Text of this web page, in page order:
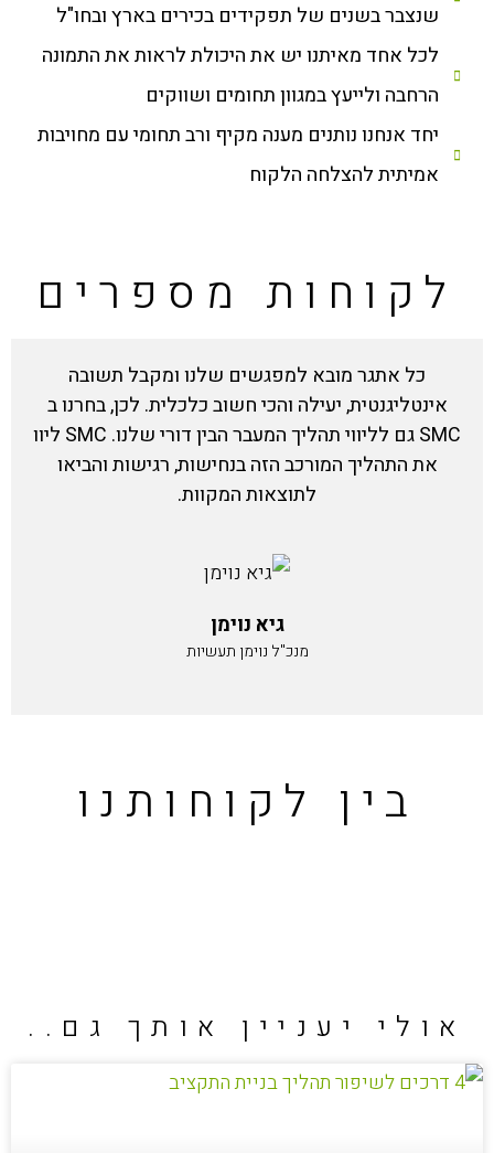
שנצבר בשנים של תפקידים בכירים בארץ ובחו"ל
לכל אחד מאיתנו יש את היכולת לראות את התמונה
הרחבה ולייעץ במגוון תחומים ושווקים
יחד אנחנו נותנים מענה מקיף ורב תחומי עם מחויבות
אמיתית להצלחה הלקוח
לקוחות מספרים
כל אתגר מובא למפגשים שלנו ומקבל תשובה
אינטליגנטית, יעילה והכי חשוב כלכלית. לכן, בחרנו ב
SMC גם לליווי תהליך המעבר הבין דורי שלנו. SMC ליוו
את התהליך המורכב הזה בנחישות, רגישות והביאו
לתוצאות המקוות.
גיא נוימן
מנכ"ל נוימן תעשיות
בין לקוחותנו
אולי יעניין אותך גם..